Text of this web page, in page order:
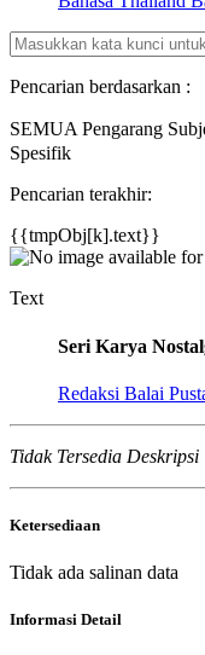
Pencarian berdasarkan :
SEMUA Pengarang
Spesifik
Pencarian terakhir:
{{tmpObj[k].text}}
Text
Seri Karya
Redaksi Balai
Tidak Tersedia Deskripsi
Ketersediaan
Tidak ada salinan data
Informasi Detail